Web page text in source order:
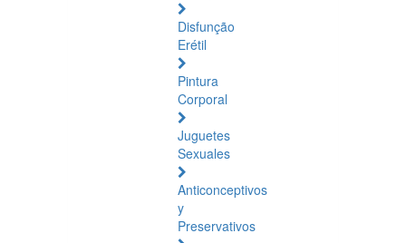
Disfunção
Erétil
Pintura
Corporal
Juguetes
Sexuales
Anticonceptivos
y
Preservativos